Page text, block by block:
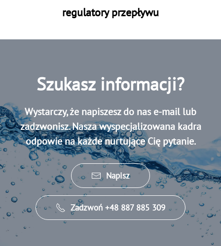
regulatory przepływu
Szukasz informacji?
Wystarczy, że napiszesz do nas e-mail lub
zadzwonisz. Nasza wyspecjalizowana kadra
odpowie na każde nurtujące Cię pytanie.
Napisz
Zadzwoń +48 887 885 309